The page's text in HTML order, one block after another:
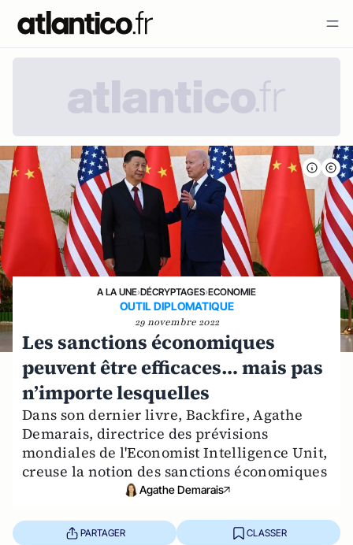
A LA UNE›DÉCRYPTAGES›ECONOMIE
OUTIL DIPLOMATIQUE
29 novembre 2022
Les sanctions économiques
peuvent être efficaces… mais pas
n’importe lesquelles
Dans son dernier livre, Backfire, Agathe
Demarais, directrice des prévisions
mondiales de l'Economist Intelligence Unit,
creuse la notion des sanctions économiques
Agathe Demarais
PARTAGER CLASSER